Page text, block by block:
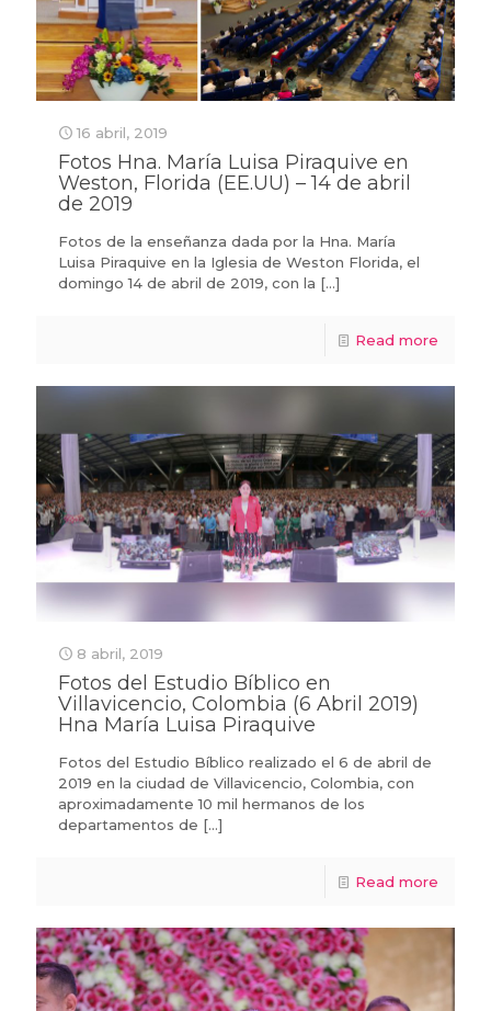
16 abril, 2019
Fotos Hna. María Luisa Piraquive en
Weston, Florida (EE.UU) – 14 de abril
de 2019
Fotos de la enseñanza dada por la Hna. María
Luisa Piraquive en la Iglesia de Weston Florida, el
domingo 14 de abril de 2019, con la […]
Read more
8 abril, 2019
Fotos del Estudio Bíblico en
Villavicencio, Colombia (6 Abril 2019)
Hna María Luisa Piraquive
Fotos del Estudio Bíblico realizado el 6 de abril de
2019 en la ciudad de Villavicencio, Colombia, con
aproximadamente 10 mil hermanos de los
departamentos de […]
Read more